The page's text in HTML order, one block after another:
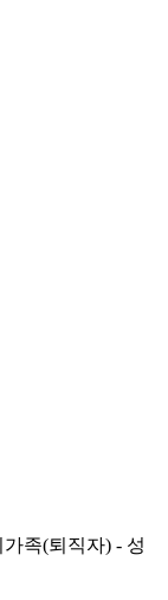
족(퇴직자) - 성